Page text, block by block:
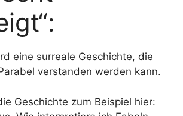
eine surreale Geschichte, die
verstanden werden kann.
Geschichte zum Beispiel hier: